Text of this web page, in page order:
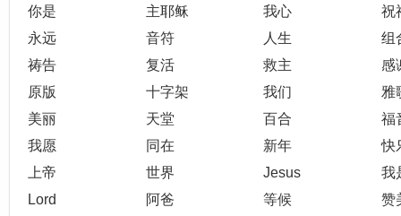
你是
主耶稣 我心
祝
永远
音符 人生
组
祷告
复活 救主
感
原版
十字架 我们
雅
美丽
天堂 百合
福
我愿
同在 新年
快
上帝
世界 Jesus
我
Lord
阿爸 等候
赞